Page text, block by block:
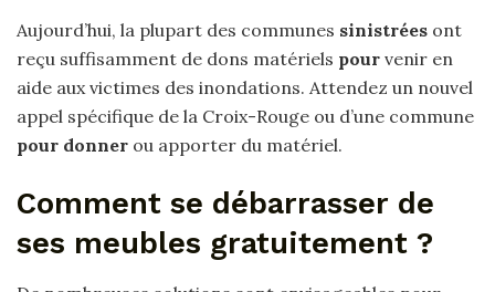
Aujourd’hui, la plupart des communes sinistrées ont
reçu suffisamment de dons matériels pour venir en
aide aux victimes des inondations. Attendez un nouvel
appel spécifique de la Croix-Rouge ou d’une commune
pour donner ou apporter du matériel.
Comment se débarrasser de
ses meubles gratuitement ?